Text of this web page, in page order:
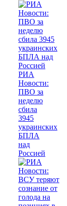
РИА
Новости:
ПВО за
неделю
сбила
3945
украинских
БПЛА
над
Россией